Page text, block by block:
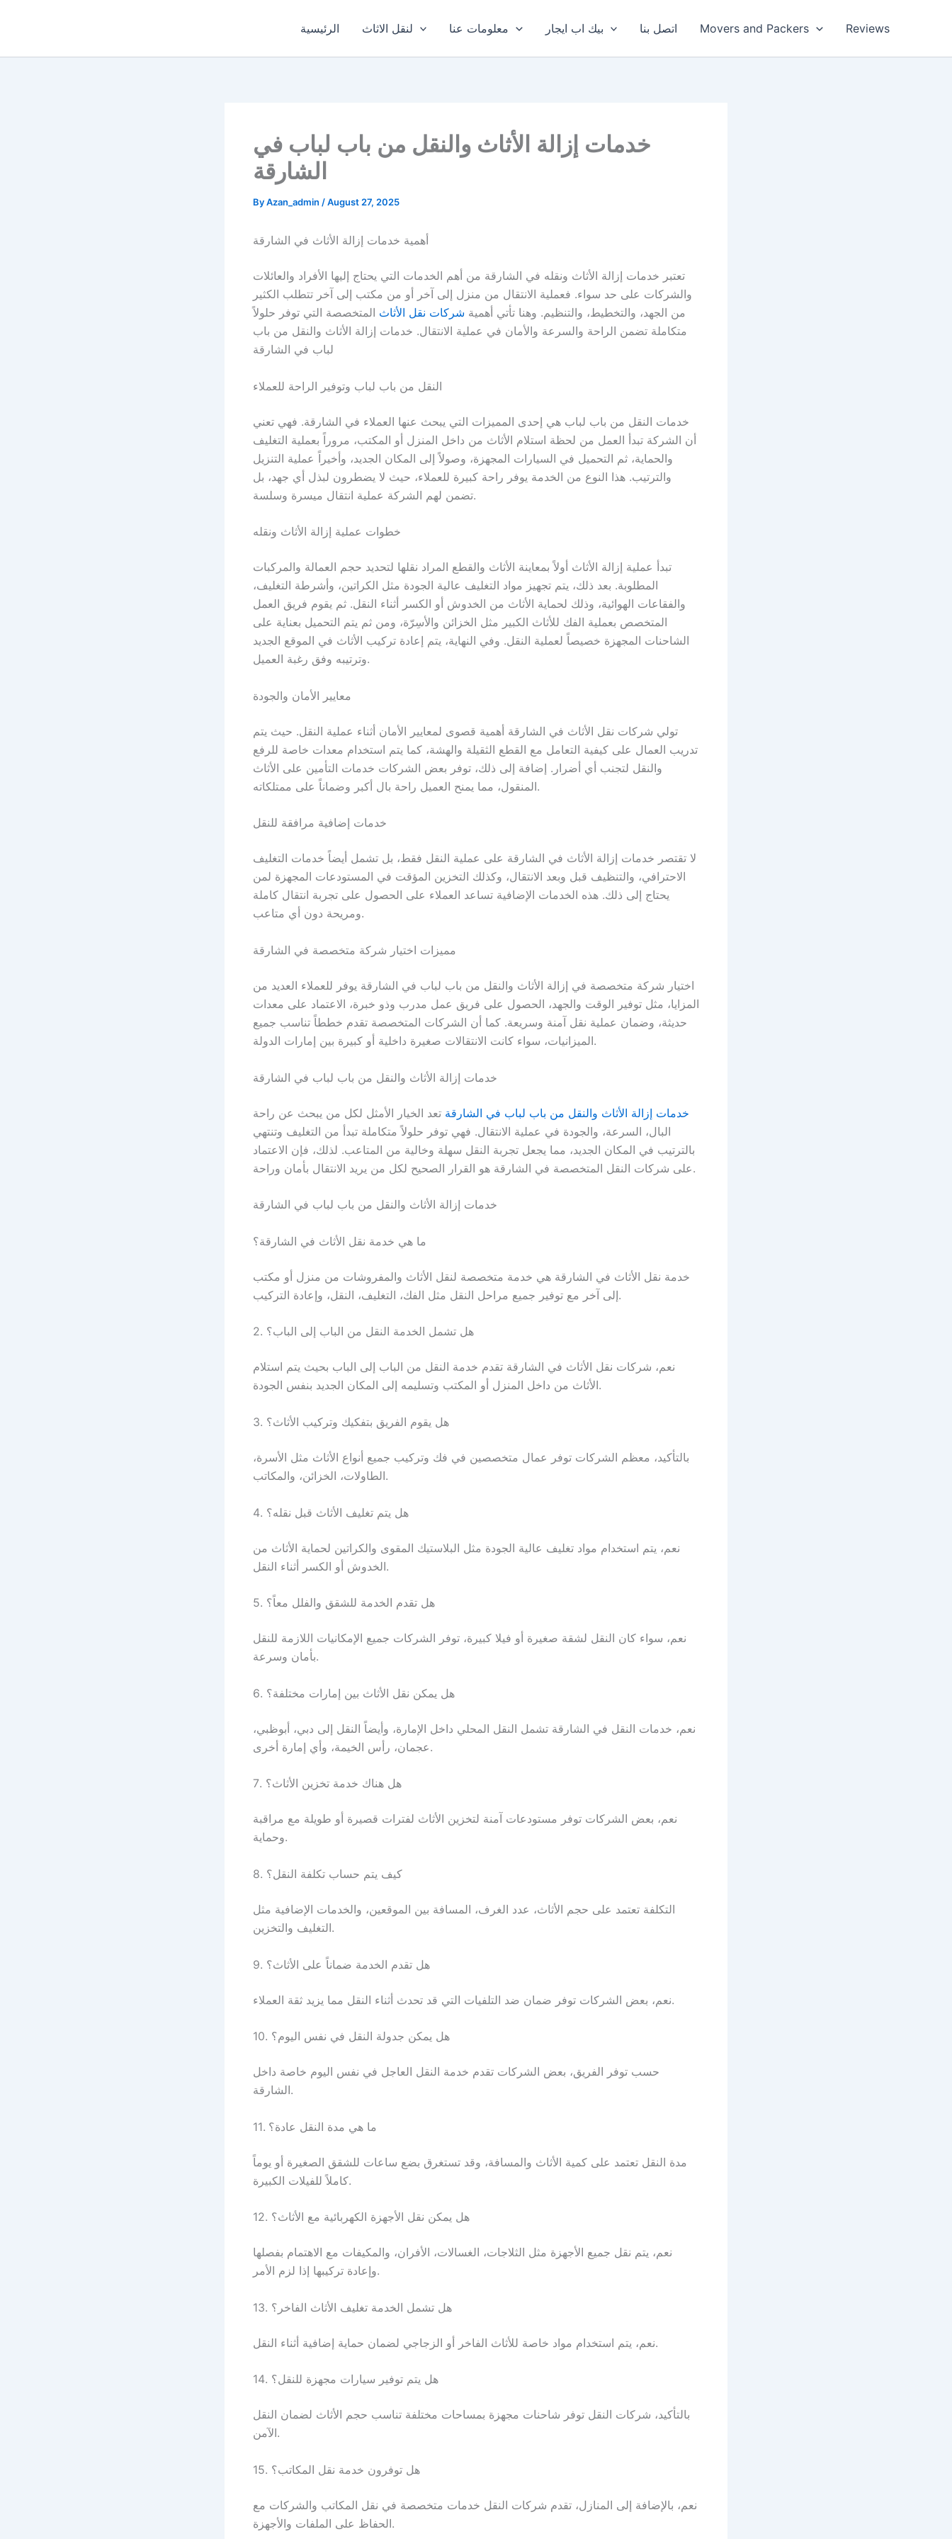
الرئيسية لنقل الاثاث معلومات عنا بيك اب ايجار اتصل بنا Movers and Packers Reviews
خدمات إزالة الأثاث والنقل من باب لباب في
الشارقة
ByAzan_admin /August 27, 2025
أهمية خدمات إزالة الأثاث في الشارقة
تعتبر خدمات إزالة الأثاث ونقله في الشارقة من أهم الخدمات التي يحتاج إليها الأفراد والعائلات
والشركات على حد سواء. فعملية الانتقال من منزل إلى آخر أو من مكتب إلى آخر تتطلب الكثير
من الجهد، والتخطيط، والتنظيم. وهنا تأتي أهمية شركات نقل الأثاث المتخصصة التي توفر حلولاً
متكاملة تضمن الراحة والسرعة والأمان في عملية الانتقال. خدمات إزالة الأثاث والنقل من باب
لباب في الشارقة
النقل من باب لباب وتوفير الراحة للعملاء
خدمات النقل من باب لباب هي إحدى المميزات التي يبحث عنها العملاء في الشارقة. فهي تعني
أن الشركة تبدأ العمل من لحظة استلام الأثاث من داخل المنزل أو المكتب، مروراً بعملية التغليف
والحماية، ثم التحميل في السيارات المجهزة، وصولاً إلى المكان الجديد، وأخيراً عملية التنزيل
والترتيب. هذا النوع من الخدمة يوفر راحة كبيرة للعملاء، حيث لا يضطرون لبذل أي جهد، بل
تضمن لهم الشركة عملية انتقال ميسرة وسلسة.
خطوات عملية إزالة الأثاث ونقله
تبدأ عملية إزالة الأثاث أولاً بمعاينة الأثاث والقطع المراد نقلها لتحديد حجم العمالة والمركبات
المطلوبة. بعد ذلك، يتم تجهيز مواد التغليف عالية الجودة مثل الكراتين، وأشرطة التغليف،
والفقاعات الهوائية، وذلك لحماية الأثاث من الخدوش أو الكسر أثناء النقل. ثم يقوم فريق العمل
المتخصص بعملية الفك للأثاث الكبير مثل الخزائن والأسِرّة، ومن ثم يتم التحميل بعناية على
الشاحنات المجهزة خصيصاً لعملية النقل. وفي النهاية، يتم إعادة تركيب الأثاث في الموقع الجديد
وترتيبه وفق رغبة العميل.
معايير الأمان والجودة
تولي شركات نقل الأثاث في الشارقة أهمية قصوى لمعايير الأمان أثناء عملية النقل. حيث يتم
تدريب العمال على كيفية التعامل مع القطع الثقيلة والهشة، كما يتم استخدام معدات خاصة للرفع
والنقل لتجنب أي أضرار. إضافة إلى ذلك، توفر بعض الشركات خدمات التأمين على الأثاث
المنقول، مما يمنح العميل راحة بال أكبر وضماناً على ممتلكاته.
خدمات إضافية مرافقة للنقل
لا تقتصر خدمات إزالة الأثاث في الشارقة على عملية النقل فقط، بل تشمل أيضاً خدمات التغليف
الاحترافي، والتنظيف قبل وبعد الانتقال، وكذلك التخزين المؤقت في المستودعات المجهزة لمن
يحتاج إلى ذلك. هذه الخدمات الإضافية تساعد العملاء على الحصول على تجربة انتقال كاملة
ومريحة دون أي متاعب.
مميزات اختيار شركة متخصصة في الشارقة
اختيار شركة متخصصة في إزالة الأثاث والنقل من باب لباب في الشارقة يوفر للعملاء العديد من
المزايا، مثل توفير الوقت والجهد، الحصول على فريق عمل مدرب وذو خبرة، الاعتماد على معدات
حديثة، وضمان عملية نقل آمنة وسريعة. كما أن الشركات المتخصصة تقدم خططاً تناسب جميع
الميزانيات، سواء كانت الانتقالات صغيرة داخلية أو كبيرة بين إمارات الدولة.
خدمات إزالة الأثاث والنقل من باب لباب في الشارقة
خدمات إزالة الأثاث والنقل من باب لباب في الشارقة تعد الخيار الأمثل لكل من يبحث عن راحة
البال، السرعة، والجودة في عملية الانتقال. فهي توفر حلولاً متكاملة تبدأ من التغليف وتنتهي
بالترتيب في المكان الجديد، مما يجعل تجربة النقل سهلة وخالية من المتاعب. لذلك، فإن الاعتماد
على شركات النقل المتخصصة في الشارقة هو القرار الصحيح لكل من يريد الانتقال بأمان وراحة.
خدمات إزالة الأثاث والنقل من باب لباب في الشارقة
ما هي خدمة نقل الأثاث في الشارقة؟
خدمة نقل الأثاث في الشارقة هي خدمة متخصصة لنقل الأثاث والمفروشات من منزل أو مكتب
إلى آخر مع توفير جميع مراحل النقل مثل الفك، التغليف، النقل، وإعادة التركيب.
2. هل تشمل الخدمة النقل من الباب إلى الباب؟
نعم، شركات نقل الأثاث في الشارقة تقدم خدمة النقل من الباب إلى الباب بحيث يتم استلام
الأثاث من داخل المنزل أو المكتب وتسليمه إلى المكان الجديد بنفس الجودة.
3. هل يقوم الفريق بتفكيك وتركيب الأثاث؟
بالتأكيد، معظم الشركات توفر عمال متخصصين في فك وتركيب جميع أنواع الأثاث مثل الأسرة،
الطاولات، الخزائن، والمكاتب.
4. هل يتم تغليف الأثاث قبل نقله؟
نعم، يتم استخدام مواد تغليف عالية الجودة مثل البلاستيك المقوى والكراتين لحماية الأثاث من
الخدوش أو الكسر أثناء النقل.
5. هل تقدم الخدمة للشقق والفلل معاً؟
نعم، سواء كان النقل لشقة صغيرة أو فيلا كبيرة، توفر الشركات جميع الإمكانيات اللازمة للنقل
بأمان وسرعة.
6. هل يمكن نقل الأثاث بين إمارات مختلفة؟
نعم، خدمات النقل في الشارقة تشمل النقل المحلي داخل الإمارة، وأيضاً النقل إلى دبي، أبوظبي،
عجمان، رأس الخيمة، وأي إمارة أخرى.
7. هل هناك خدمة تخزين الأثاث؟
نعم، بعض الشركات توفر مستودعات آمنة لتخزين الأثاث لفترات قصيرة أو طويلة مع مراقبة
وحماية.
8. كيف يتم حساب تكلفة النقل؟
التكلفة تعتمد على حجم الأثاث، عدد الغرف، المسافة بين الموقعين، والخدمات الإضافية مثل
التغليف والتخزين.
9. هل تقدم الخدمة ضماناً على الأثاث؟
نعم، بعض الشركات توفر ضمان ضد التلفيات التي قد تحدث أثناء النقل مما يزيد ثقة العملاء.
10. هل يمكن جدولة النقل في نفس اليوم؟
حسب توفر الفريق، بعض الشركات تقدم خدمة النقل العاجل في نفس اليوم خاصة داخل
الشارقة.
11. ما هي مدة النقل عادة؟
مدة النقل تعتمد على كمية الأثاث والمسافة، وقد تستغرق بضع ساعات للشقق الصغيرة أو يوماً
كاملاً للفيلات الكبيرة.
12. هل يمكن نقل الأجهزة الكهربائية مع الأثاث؟
نعم، يتم نقل جميع الأجهزة مثل الثلاجات، الغسالات، الأفران، والمكيفات مع الاهتمام بفصلها
وإعادة تركيبها إذا لزم الأمر.
13. هل تشمل الخدمة تغليف الأثاث الفاخر؟
نعم، يتم استخدام مواد خاصة للأثاث الفاخر أو الزجاجي لضمان حماية إضافية أثناء النقل.
14. هل يتم توفير سيارات مجهزة للنقل؟
بالتأكيد، شركات النقل توفر شاحنات مجهزة بمساحات مختلفة تناسب حجم الأثاث لضمان النقل
الآمن.
15. هل توفرون خدمة نقل المكاتب؟
نعم، بالإضافة إلى المنازل، تقدم شركات النقل خدمات متخصصة في نقل المكاتب والشركات مع
الحفاظ على الملفات والأجهزة.